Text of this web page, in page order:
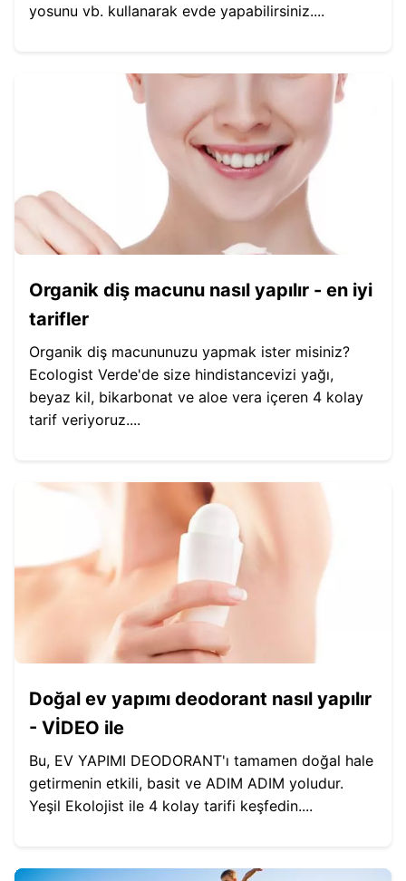
yosunu vb. kullanarak evde yapabilirsiniz....
Organik diş macunu nasıl yapılır - en iyi
tarifler
Organik diş macununuzu yapmak ister misiniz?
Ecologist Verde'de size hindistancevizi yağı,
beyaz kil, bikarbonat ve aloe vera içeren 4 kolay
tarif veriyoruz....
Doğal ev yapımı deodorant nasıl yapılır
- VİDEO ile
Bu, EV YAPIMI DEODORANT'ı tamamen doğal hale
getirmenin etkili, basit ve ADIM ADIM yoludur.
Yeşil Ekolojist ile 4 kolay tarifi keşfedin....